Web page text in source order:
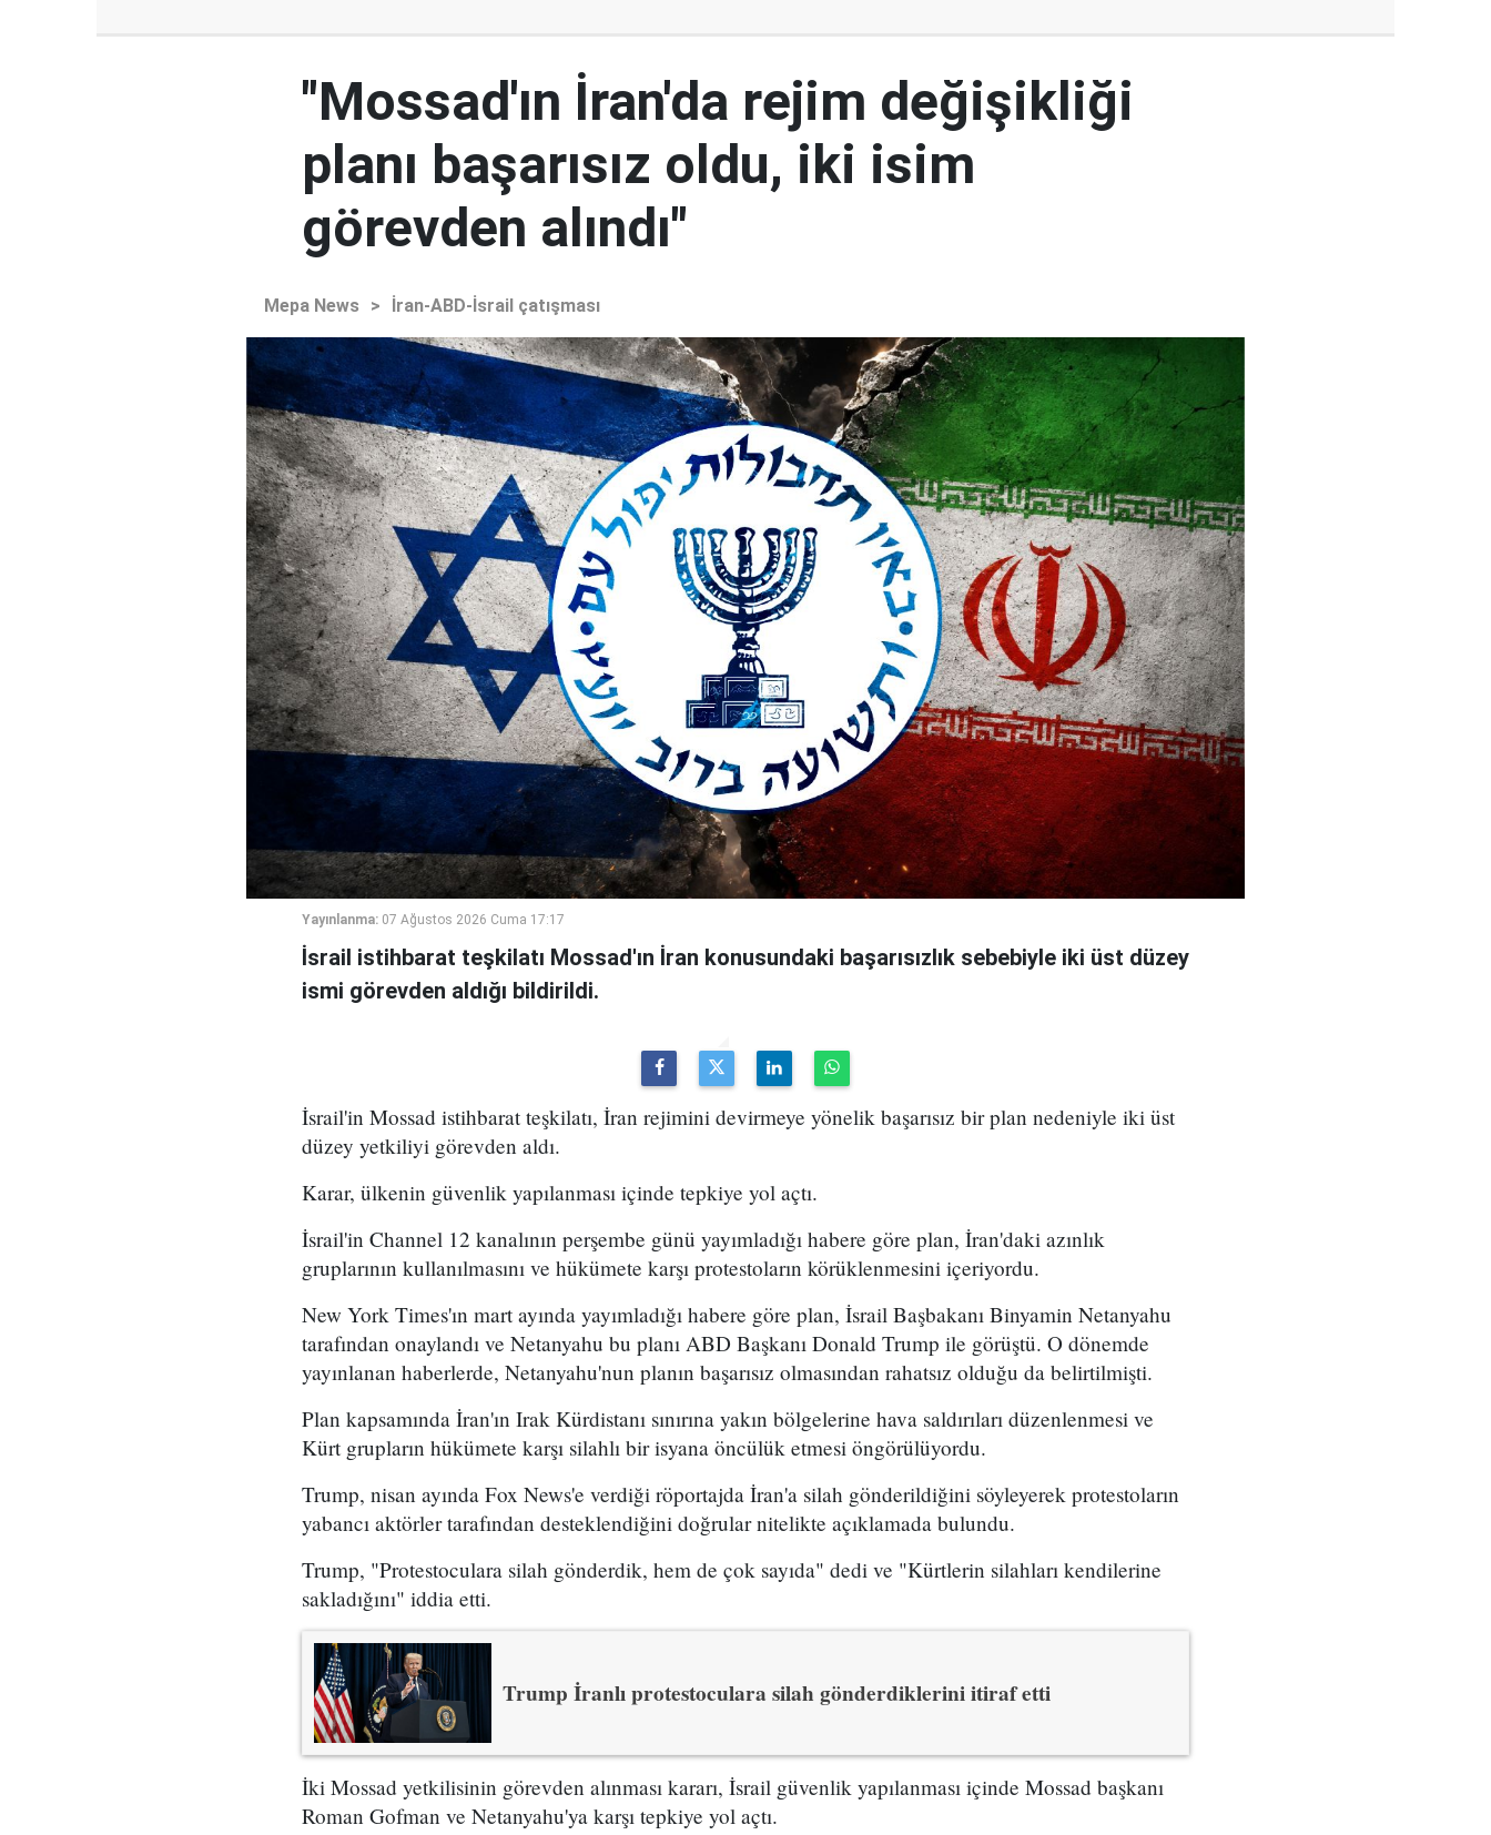
"Mossad'ın İran'da rejim değişikliği
planı başarısız oldu, iki isim
görevden alındı"
Mepa News > İran-ABD-İsrail çatışması
Yayınlanma: 07 Ağustos 2026 Cuma 17:17
İsrail istihbarat teşkilatı Mossad'ın İran konusundaki başarısızlık sebebiyle iki üst düzey
ismi görevden aldığı bildirildi.
İsrail'in Mossad istihbarat teşkilatı, İran rejimini devirmeye yönelik başarısız bir plan nedeniyle iki üst
düzey yetkiliyi görevden aldı.
Karar, ülkenin güvenlik yapılanması içinde tepkiye yol açtı.
İsrail'in Channel 12 kanalının perşembe günü yayımladığı habere göre plan, İran'daki azınlık
gruplarının kullanılmasını ve hükümete karşı protestoların körüklenmesini içeriyordu.
New York Times'ın mart ayında yayımladığı habere göre plan, İsrail Başbakanı Binyamin Netanyahu
tarafından onaylandı ve Netanyahu bu planı ABD Başkanı Donald Trump ile görüştü. O dönemde
yayınlanan haberlerde, Netanyahu'nun planın başarısız olmasından rahatsız olduğu da belirtilmişti.
Plan kapsamında İran'ın Irak Kürdistanı sınırına yakın bölgelerine hava saldırıları düzenlenmesi ve
Kürt grupların hükümete karşı silahlı bir isyana öncülük etmesi öngörülüyordu.
Trump, nisan ayında Fox News'e verdiği röportajda İran'a silah gönderildiğini söyleyerek protestoların
yabancı aktörler tarafından desteklendiğini doğrular nitelikte açıklamada bulundu.
Trump, "Protestoculara silah gönderdik, hem de çok sayıda" dedi ve "Kürtlerin silahları kendilerine
sakladığını" iddia etti.
Trump İranlı protestoculara silah gönderdiklerini itiraf etti
İki Mossad yetkilisinin görevden alınması kararı, İsrail güvenlik yapılanması içinde Mossad başkanı
Roman Gofman ve Netanyahu'ya karşı tepkiye yol açtı.